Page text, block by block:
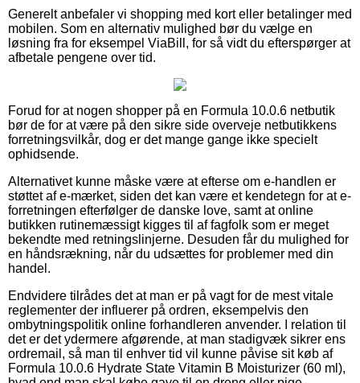
Generelt anbefaler vi shopping med kort eller betalinger med
mobilen. Som en alternativ mulighed bør du vælge en
løsning fra for eksempel ViaBill, for så vidt du efterspørger at
afbetale pengene over tid.
Forud for at nogen shopper på en Formula 10.0.6 netbutik
bør de for at være på den sikre side overveje netbutikkens
forretningsvilkår, dog er det mange gange ikke specielt
ophidsende.
Alternativet kunne måske være at efterse om e-handlen er
støttet af e-mærket, siden det kan være et kendetegn for at e-
forretningen efterfølger de danske love, samt at online
butikken rutinemæssigt kigges til af fagfolk som er meget
bekendte med retningslinjerne. Desuden får du mulighed for
en håndsrækning, når du udsættes for problemer med din
handel.
Endvidere tilrådes det at man er på vagt for de mest vitale
reglementer der influerer på ordren, eksempelvis den
ombytningspolitik online forhandleren anvender. I relation til
det er det ydermere afgørende, at man stadigvæk sikrer ens
ordremail, så man til enhver tid vil kunne påvise sit køb af
Formula 10.0.6 Hydrate State Vitamin B Moisturizer (60 ml),